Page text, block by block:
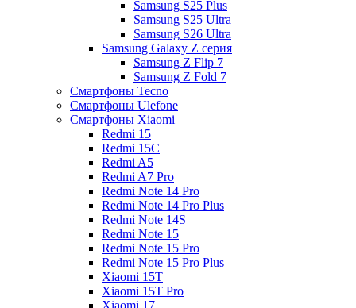
Samsung S25 Plus
Samsung S25 Ultra
Samsung S26 Ultra
Samsung Galaxy Z серия
Samsung Z Flip 7
Samsung Z Fold 7
Смартфоны Tecno
Смартфоны Ulefone
Смартфоны Xiaomi
Redmi 15
Redmi 15C
Redmi A5
Redmi A7 Pro
Redmi Note 14 Pro
Redmi Note 14 Pro Plus
Redmi Note 14S
Redmi Note 15
Redmi Note 15 Pro
Redmi Note 15 Pro Plus
Xiaomi 15T
Xiaomi 15T Pro
Xiaomi 17